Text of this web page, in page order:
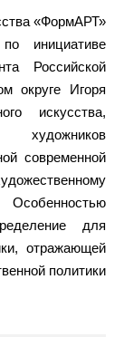
«ФормАРТ»
инициативе
Российской
округе Игоря
искусства,
художников
современной
для
отражающей
политики